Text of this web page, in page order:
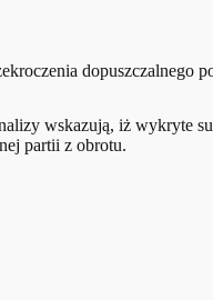
dopuszczalnego
wskazują, iż
partii z obrotu.